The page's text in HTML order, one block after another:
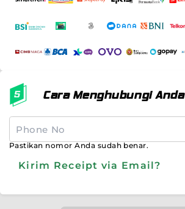
Cara Menghubungi Anda
Pastikan nomor Anda sudah benar.
Kirim Receipt via Email?